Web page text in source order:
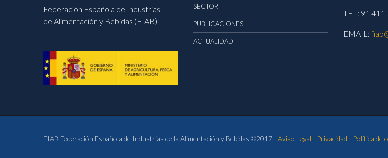
Federación Española de Industrias
de Alimentación y Bebidas (FIAB)
SECTOR
PUBLICACIONES
ACTUALIDAD
TEL: 91 411
EMAIL:
FIAB Federación Española de Industrias de la Alimentación y Bebidas ©2017 | Aviso Legal | Privacidad | Política de